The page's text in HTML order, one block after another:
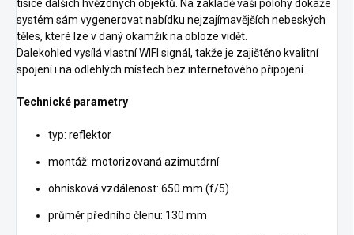
tisíce dalších hvězdných objektů. Na základě vaší polohy dokáže
systém sám vygenerovat nabídku nejzajímavějších nebeských
těles, které lze v daný okamžik na obloze vidět.
Dalekohled vysílá vlastní WIFI signál, takže je zajištěno kvalitní
spojení i na odlehlých místech bez internetového připojení.
Technické parametry
typ: reflektor
montáž: motorizovaná azimutární
ohnisková vzdálenost: 650 mm (f/5)
průměr předního členu: 130 mm